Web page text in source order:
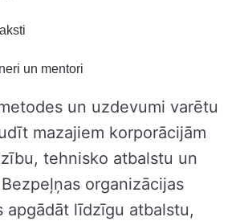
un mentori
un uzdevumi varētu
mazajiem korporācijām
tehnisko atbalstu un
organizācijas
apgādāt līdzīgu atbalstu,